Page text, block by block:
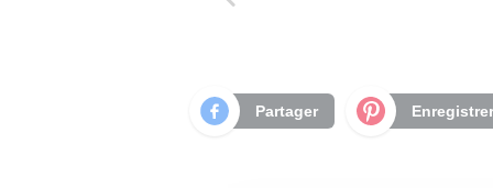
Partager Enregistrer